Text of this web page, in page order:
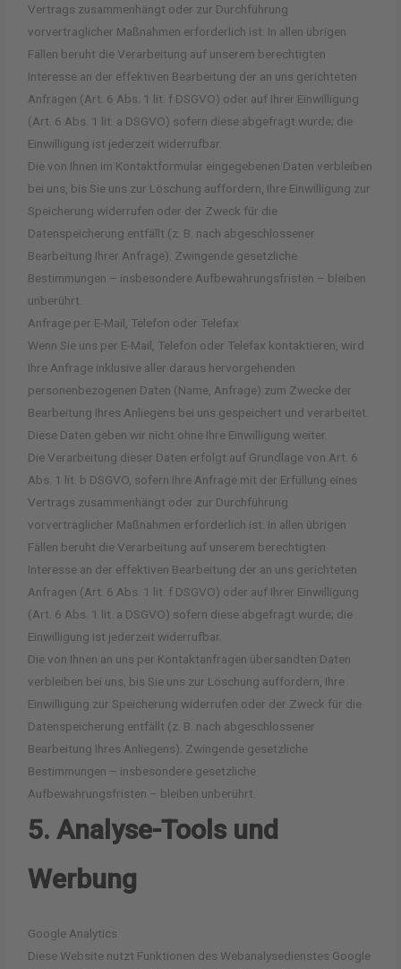
Vertrags zusammenhängt oder zur Durchführung
vorvertraglicher Maßnahmen erforderlich ist. In allen übrigen
Fällen beruht die Verarbeitung auf unserem berechtigten
Interesse an der effektiven Bearbeitung der an uns gerichteten
Anfragen (Art. 6 Abs. 1 lit. f DSGVO) oder auf Ihrer Einwilligung
(Art. 6 Abs. 1 lit. a DSGVO) sofern diese abgefragt wurde; die
Einwilligung ist jederzeit widerrufbar.
Die von Ihnen im Kontaktformular eingegebenen Daten verbleiben
bei uns, bis Sie uns zur Löschung auffordern, Ihre Einwilligung zur
Speicherung widerrufen oder der Zweck für die
Datenspeicherung entfällt (z. B. nach abgeschlossener
Bearbeitung Ihrer Anfrage). Zwingende gesetzliche
Bestimmungen – insbesondere Aufbewahrungsfristen – bleiben
unberührt.
Anfrage per E-Mail, Telefon oder Telefax
Wenn Sie uns per E-Mail, Telefon oder Telefax kontaktieren, wird
Ihre Anfrage inklusive aller daraus hervorgehenden
personenbezogenen Daten (Name, Anfrage) zum Zwecke der
Bearbeitung Ihres Anliegens bei uns gespeichert und verarbeitet.
Diese Daten geben wir nicht ohne Ihre Einwilligung weiter.
Die Verarbeitung dieser Daten erfolgt auf Grundlage von Art. 6
Abs. 1 lit. b DSGVO, sofern Ihre Anfrage mit der Erfüllung eines
Vertrags zusammenhängt oder zur Durchführung
vorvertraglicher Maßnahmen erforderlich ist. In allen übrigen
Fällen beruht die Verarbeitung auf unserem berechtigten
Interesse an der effektiven Bearbeitung der an uns gerichteten
Anfragen (Art. 6 Abs. 1 lit. f DSGVO) oder auf Ihrer Einwilligung
(Art. 6 Abs. 1 lit. a DSGVO) sofern diese abgefragt wurde; die
Einwilligung ist jederzeit widerrufbar.
Die von Ihnen an uns per Kontaktanfragen übersandten Daten
verbleiben bei uns, bis Sie uns zur Löschung auffordern, Ihre
Einwilligung zur Speicherung widerrufen oder der Zweck für die
Datenspeicherung entfällt (z. B. nach abgeschlossener
Bearbeitung Ihres Anliegens). Zwingende gesetzliche
Bestimmungen – insbesondere gesetzliche
Aufbewahrungsfristen – bleiben unberührt.
5. Analyse-Tools und
Werbung
Google Analytics
Diese Website nutzt Funktionen des Webanalysedienstes Google